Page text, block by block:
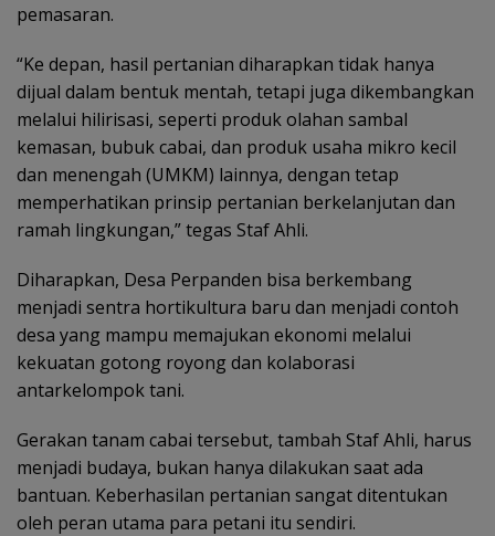
pemasaran.
“Ke depan, hasil pertanian diharapkan tidak hanya
dijual dalam bentuk mentah, tetapi juga dikembangkan
melalui hilirisasi, seperti produk olahan sambal
kemasan, bubuk cabai, dan produk usaha mikro kecil
dan menengah (UMKM) lainnya, dengan tetap
memperhatikan prinsip pertanian berkelanjutan dan
ramah lingkungan,” tegas Staf Ahli.
Diharapkan, Desa Perpanden bisa berkembang
menjadi sentra hortikultura baru dan menjadi contoh
desa yang mampu memajukan ekonomi melalui
kekuatan gotong royong dan kolaborasi
antarkelompok tani.
Gerakan tanam cabai tersebut, tambah Staf Ahli, harus
menjadi budaya, bukan hanya dilakukan saat ada
bantuan. Keberhasilan pertanian sangat ditentukan
oleh peran utama para petani itu sendiri.